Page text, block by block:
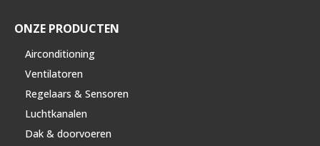
ONZE PRODUCTEN
Airconditioning
Ventilatoren
Regelaars & Sensoren
Luchtkanalen
Dak & doorvoeren